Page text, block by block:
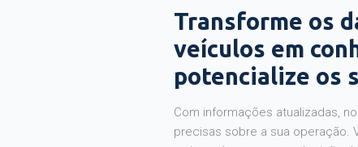
Transforme os
veículos em
potencialize os
Com informações atualizadas,
precisas sobre a sua operação.